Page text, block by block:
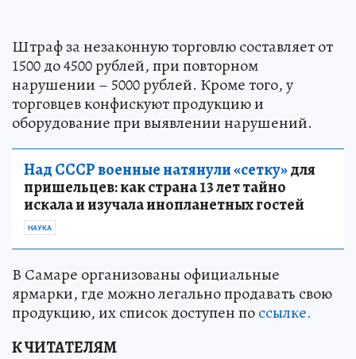
Штраф за незаконную торговлю составляет от
1500 до 4500 рублей, при повторном
нарушении – 5000 рублей. Кроме того, у
торговцев конфискуют продукцию и
оборудование при выявлении нарушений.
Над СССР военные натянули «сетку»для
пришельцев: как страна 13 лет тайно
искала и изучала инопланетных гостей
НАУКА
В Самаре организованы официальные
ярмарки, где можно легально продавать свою
продукцию, их список доступен поссылке.
К ЧИТАТЕЛЯМ